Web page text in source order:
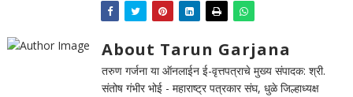
About Tarun Garjana
तरुण गर्जना या ऑनलाईन ई-वृत्तपत्राचे मुख्य संपादक: श्री.
संतोष गंभीर भोई - महाराष्ट्र पत्रकार संघ, धुळे जिल्हाध्यक्ष